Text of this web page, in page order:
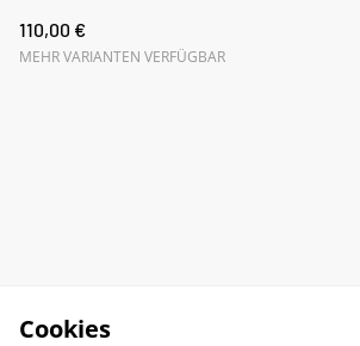
110,00 €
MEHR VARIANTEN VERFÜGBAR
Cookies